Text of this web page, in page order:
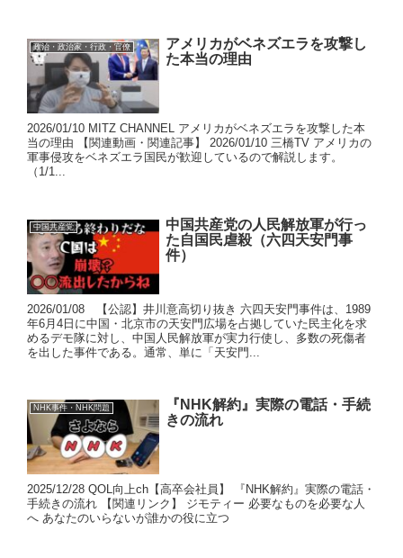
政治・政治家・行政・官僚
アメリカがベネズエラを攻撃し
た本当の理由
2026/01/10 MITZ CHANNEL アメリカがベネズエラを攻撃した本
当の理由 【関連動画・関連記事】 2026/01/10 三橋TV アメリカの
軍事侵攻をベネズエラ国民が歓迎しているので解説します。
（1/1...
中国共産党
中国共産党の人民解放軍が行っ
た自国民虐殺（六四天安門事
件）
2026/01/08 【公認】井川意高切り抜き 六四天安門事件は、1989
年6月4日に中国・北京市の天安門広場を占拠していた民主化を求
めるデモ隊に対し、中国人民解放軍が実力行使し、多数の死傷者
を出した事件である。通常、単に「天安門...
NHK事件・NHK問題
『NHK解約』実際の電話・手続
きの流れ
2025/12/28 QOL向上ch【高卒会社員】 『NHK解約』実際の電話・
手続きの流れ 【関連リンク】 ジモティー 必要なものを必要な人
へ あなたのいらないが誰かの役に立つ